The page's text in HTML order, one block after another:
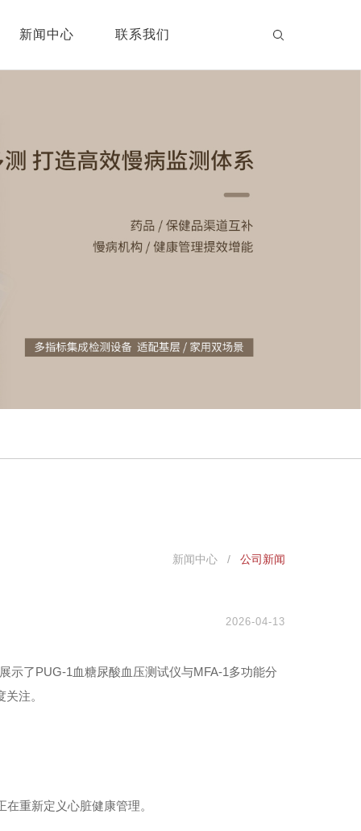
新闻中心 联系我们
新闻中心 / 公司新闻
2026-04-13
了PUG-1血糖尿酸血压测试仪与MFA-1多功能分
注。
在重新定义心脏健康管理。